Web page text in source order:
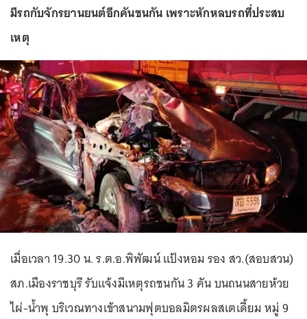
มีรถกับจักรยานยนต์อีกคันชนกัน เพราะหักหลบรถที่ประสบ
เหตุ
เมื่อเวลา 19.30 น. ร.ต.อ.พิพัฒน์ แป้งหอม รอง สว.(สอบสวน)
สภ.เมืองราชบุรี รับแจ้งมีเหตุรถชนกัน 3 คัน บนถนนสายห้วย
ไผ่-น้ำพุ บริเวณทางเข้าสนามฟุตบอลมิตรผลสเตเดี้ยม หมู่ 9